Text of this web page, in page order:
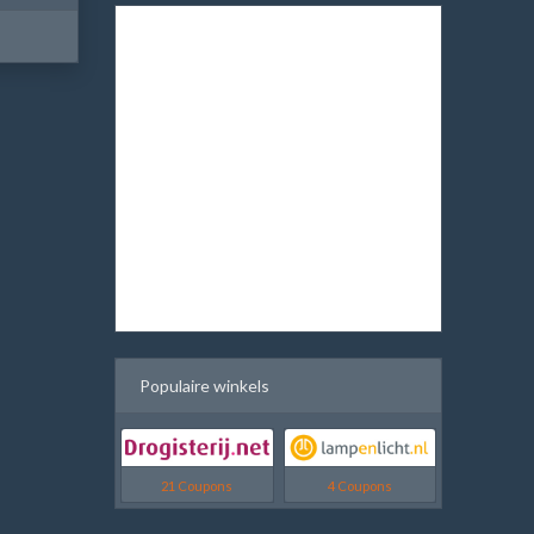
Populaire winkels
21 Coupons 4 Coupons